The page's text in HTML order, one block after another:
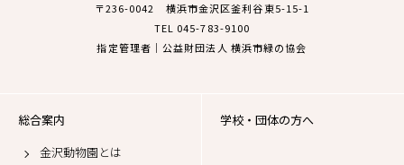
〒236-0042 横浜市金沢区釜利谷東5-15-1
TEL 045-783-9100
指定管理者｜公益財団法人 横浜市緑の協会
総合案内
金沢動物園とは
学校・団体の方へ